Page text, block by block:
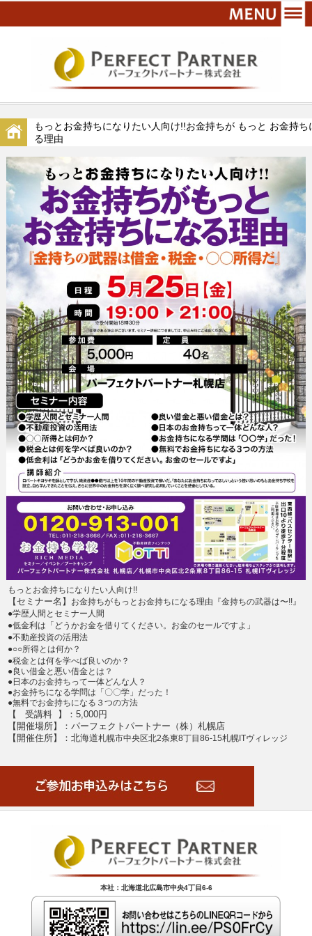
もっとお金持ちになりたい人向け!!お金持ちが もっと お金持ち
る理由
もっとお金持ちになりたい人向け!!
【セミナー名】 お金持ちがもっと お金持ちになる理由 『金持ちの武器は〜!!』
●学歴人間とセミナー人間
●低金利は「どうかお金を借りてください。お金のセールですよ」
●不動産投資の活用法
●○○所得とは何か？
●税金とは何を学べば良いのか？
●良い借金と悪い借金とは？
●日本のお金持ちって一体どんな人？
●お金持ちになる学問は「〇〇学」だった！
●無料でお金持ちになる３つの方法
【 受講料 】：5,000円
【開催場所】：パーフェクトパートナー（株）札幌店
【開催住所】：北海道札幌市中央区北2条東8丁目86-15札幌ITヴィレッジ
本社：北海道北広島市中央4丁目6-6